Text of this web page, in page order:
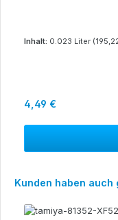
Inhalt: 0.023 Liter
Regulärer Preis:
4,49 €
Produktgalerie
Kunden haben auch